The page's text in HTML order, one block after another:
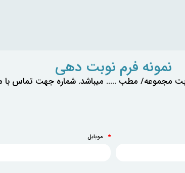
نمونه فرم نوبت دهی
مجموعه/ مطب ..... میباشد. شماره جهت تماس با
* موبایل